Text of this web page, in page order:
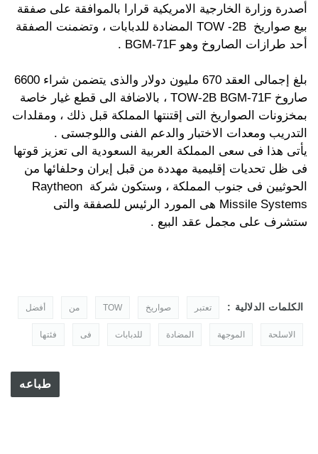
أصدرة وزارة الخارجية الامريكية قرارا بالموافقة على صفقة
بيع صواريخ TOW -2B المضادة للدبابات ، وتضمنت الصفقة
أحد طرازات الصاروخ وهو BGM-71F .
بلغ إجمالى العقد 670 مليون دولار والذى يتضمن شراء 6600
صاروخ TOW-2B BGM-71F ، بالاضافة الى قطع غيار خاصة
بمخزونات الصواريخ التى إقتنتها المملكة قبل ذلك ، ومقلدات
التدريب ومعدات الاختبار والدعم الفنى واللوجستى .
يأتى هذا فى سعى المملكة العربية السعودية الى تعزيز قوتها
فى ظل تحديات إقليمية مهددة من قبل إيران وحلفائها من
الحوثيين فى جنوب المملكة ، وستكون شركة Raytheon
Missile Systems هى المورد الرئيس للصفقة والتى
ستشرف على مجمل عقد البيع .
الكلمات الدلالية : تعتبر صواريخ TOW من أفضل
الاسلحة الموجهة المضادة للدبابات فى فئتها
طباعه